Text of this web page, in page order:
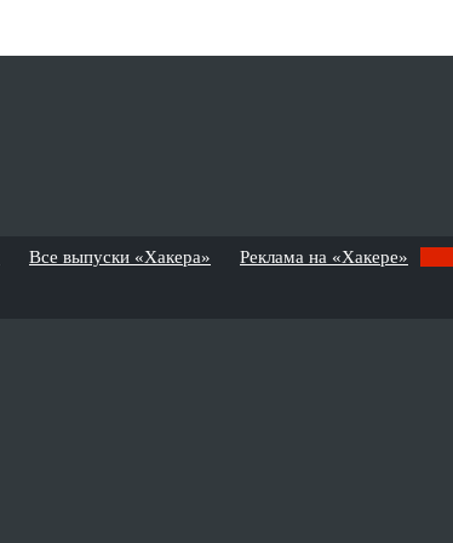
Все выпуски «Хакера» Реклама на «Хакере»